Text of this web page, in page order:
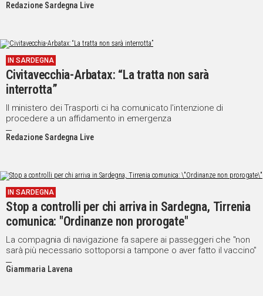
Social
Redazione Sardegna Live
IN SARDEGNA
Civitavecchia-Arbatax: “La tratta non sarà
interrotta”
Il ministero dei Trasporti ci ha comunicato l'intenzione di
procedere a un affidamento in emergenza
Redazione Sardegna Live
IN SARDEGNA
Stop a controlli per chi arriva in Sardegna, Tirrenia
comunica: "Ordinanze non prorogate"
La compagnia di navigazione fa sapere ai passeggeri che "non
sarà più necessario sottoporsi a tampone o aver fatto il vaccino"
Giammaria Lavena